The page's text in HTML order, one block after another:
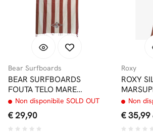
Bear Surfboards
BEAR SURFBOARDS
FOUTA TELO MARE
LANGOUSTINO
Non disponibile SOLD OUT
€ 29,90
Roxy
ROXY
Non
€ 35,99